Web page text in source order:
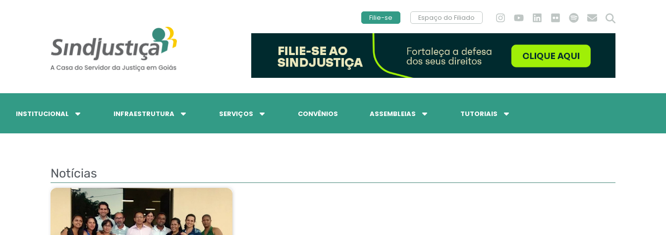
Filie-se Espaço do Filiado
INSTITUCIONAL INFRAESTRUTURA SERVIÇOS CONVÊNIOS ASSEMBLEIAS TUTORIAIS
Notícias